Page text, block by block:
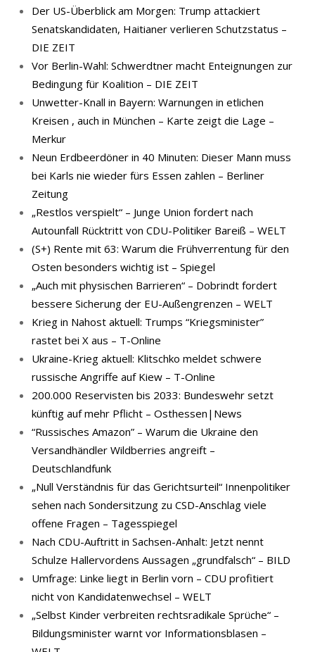
Der US-Überblick am Morgen: Trump attackiert
Senatskandidaten, Haitianer verlieren Schutzstatus –
DIE ZEIT
Vor Berlin-Wahl: Schwerdtner macht Enteignungen zur
Bedingung für Koalition – DIE ZEIT
Unwetter-Knall in Bayern: Warnungen in etlichen
Kreisen , auch in München – Karte zeigt die Lage –
Merkur
Neun Erdbeerdöner in 40 Minuten: Dieser Mann muss
bei Karls nie wieder fürs Essen zahlen – Berliner
Zeitung
„Restlos verspielt“ – Junge Union fordert nach
Autounfall Rücktritt von CDU-Politiker Bareiß – WELT
(S+) Rente mit 63: Warum die Frühverrentung für den
Osten besonders wichtig ist – Spiegel
„Auch mit physischen Barrieren“ – Dobrindt fordert
bessere Sicherung der EU-Außengrenzen – WELT
Krieg in Nahost aktuell: Trumps “Kriegsminister”
rastet bei X aus – T-Online
Ukraine-Krieg aktuell: Klitschko meldet schwere
russische Angriffe auf Kiew – T-Online
200.000 Reservisten bis 2033: Bundeswehr setzt
künftig auf mehr Pflicht – Osthessen|News
“Russisches Amazon” – Warum die Ukraine den
Versandhändler Wildberries angreift –
Deutschlandfunk
„Null Verständnis für das Gerichtsurteil“ Innenpolitiker
sehen nach Sondersitzung zu CSD-Anschlag viele
offene Fragen – Tagesspiegel
Nach CDU-Auftritt in Sachsen-Anhalt: Jetzt nennt
Schulze Hallervordens Aussagen „grundfalsch“ – BILD
Umfrage: Linke liegt in Berlin vorn – CDU profitiert
nicht von Kandidatenwechsel – WELT
„Selbst Kinder verbreiten rechtsradikale Sprüche“ –
Bildungsminister warnt vor Informationsblasen –